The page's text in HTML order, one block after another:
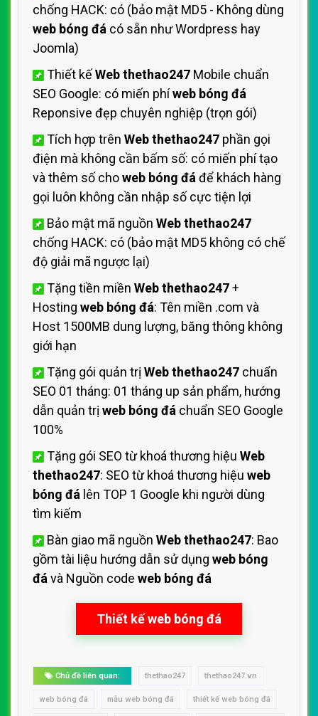
chống HACK: có (bảo mật MD5 - Không dùng
web bóng đá có sẵn như Wordpress hay
Joomla)
Thiết kếWeb thethao247 Mobile chuẩn
SEO Google: có miến phíweb bóng đá
Reponsive đẹp chuyên nghiệp (trọn gói)
Tích hợp trên Web thethao247 phần gọi
điện mà không cần bấm số: có miến phí tạo
và thêm số choweb bóng đá để khách hàng
gọi luôn không cần nhập số cực tiện lợi
Bảo mật mã nguồn Web thethao247
chống HACK: có (bảo mật MD5 không có chế
độ giải mã ngược lại)
Tặng tiền miền Web thethao247+
Hosting web bóng đá: Tên miền .com và
Host 1500MB dung lượng, băng thông không
giới hạn
Tặng gói quản trị Web thethao247 chuẩn
SEO 01 tháng: 01 tháng up sản phẩm, hướng
dẫn quản trị web bóng đá chuẩn SEO Google
100%
Tặng gói SEO từ khoá thương hiệu Web
thethao247: SEO từ khoá thương hiệu web
bóng đá lên TOP 1 Google khi người dùng
tìm kiếm
Bàn giao mã nguồn Web thethao247: Bao
gồm tài liệu hướng dẫn sử dụng web bóng
đá và Nguồn code web bóng đá
Thiết kế web bóng đá
Chủ đề liên quan: thethao247 thethao247.vn
web bóng đá mẫu web bóng đá thiết kế web bóng đá